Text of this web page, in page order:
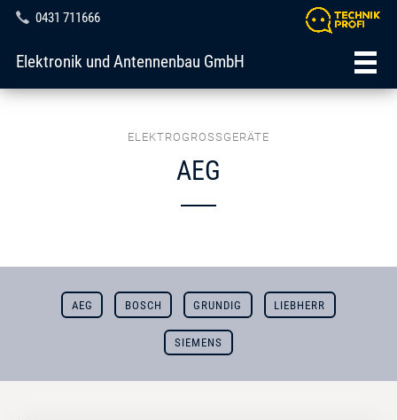
0431 711666
Elektronik und Antennenbau GmbH
ELEKTROGROSSGERÄTE
AEG
AEG BOSCH GRUNDIG LIEBHERR
SIEMENS